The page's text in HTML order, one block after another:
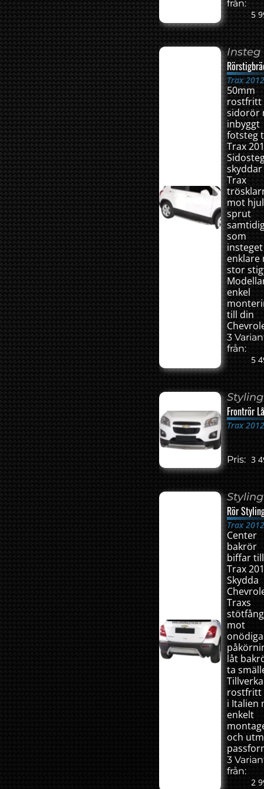
från:
5
Insteg
Trax
50mm
rostfritt
sidorör
inbyggt
fotsteg
Trax
skyddar
Trax
mot hjul
sprut
som
enklare
stor
enkel
till din
3
från:
5
Styling
Frontrör
Trax
Pris: 3
Styling
Rör
Trax
Center
bakrör
biffar till
Trax
Skydda
Traxs
mot
onödiga
låt
ta
rostfritt
i Italien
enkelt
och
3
från:
2